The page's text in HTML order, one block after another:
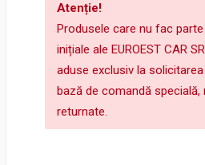
Atenție!
Produsele care nu fac
inițiale ale EUROEST CAR
aduse exclusiv la
bază de comandă specială,
returnate.